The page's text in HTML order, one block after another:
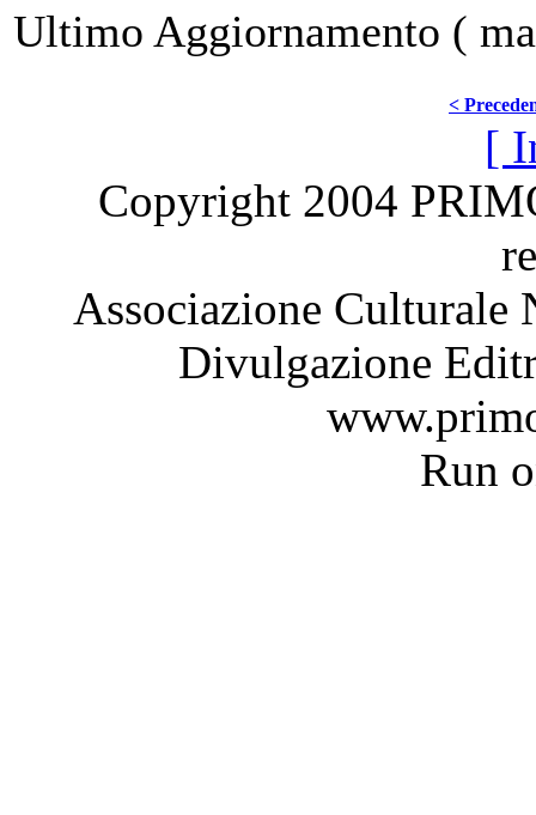
Ultimo Aggiornamento (
<
[
Copyright 2004
Associazione
Divulgazione
Run